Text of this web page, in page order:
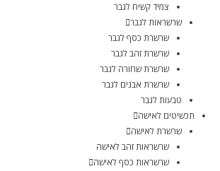
צמיד קשיח לגבר
שרשראות לגבר
שרשרת כסף לגבר
שרשרת זהב לגבר
שרשרת שחורה לגבר
שרשרת אבנים לגבר
טבעות לגבר
תכשיטים לאישה
שרשרת לאישה
שרשראות זהב לאישה
שרשראות כסף לאישה